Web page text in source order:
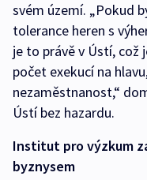
svém území. „Pokud
tolerance heren s
je to právě v Ústí, což
počet exekucí na
nezaměstnanost,“
Ústí bez hazardu.
Institut pro výzkum
byznysem